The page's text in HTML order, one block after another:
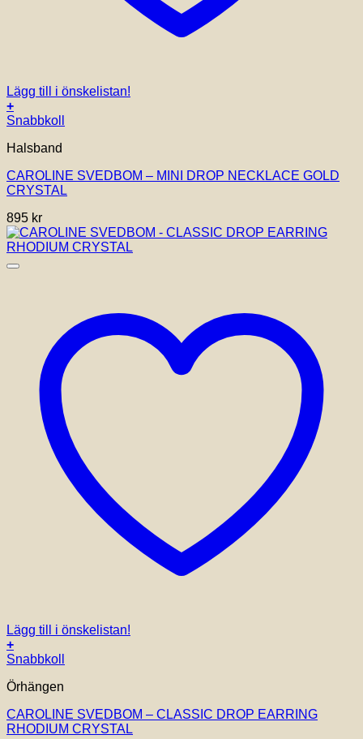
Lägg till i önskelistan!
+
Snabbkoll
Halsband
CAROLINE SVEDBOM – MINI DROP NECKLACE GOLD
CRYSTAL
895 kr
Lägg till i önskelistan!
+
Snabbkoll
Örhängen
CAROLINE SVEDBOM – CLASSIC DROP EARRING
RHODIUM CRYSTAL